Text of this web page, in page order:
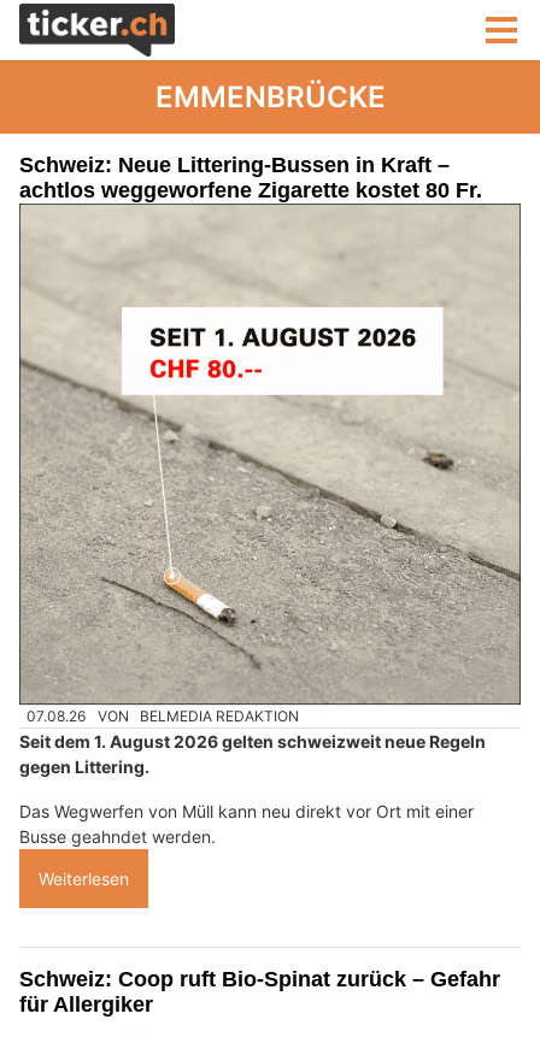
EMMENBRÜCKE
Schweiz: Neue Littering-Bussen in Kraft –
achtlos weggeworfene Zigarette kostet 80 Fr.
07.08.26 VON BELMEDIA REDAKTION
Seit dem 1. August 2026 gelten schweizweit neue Regeln
gegen Littering.
Das Wegwerfen von Müll kann neu direkt vor Ort mit einer
Busse geahndet werden.
Weiterlesen
Schweiz: Coop ruft Bio-Spinat zurück – Gefahr
für Allergiker